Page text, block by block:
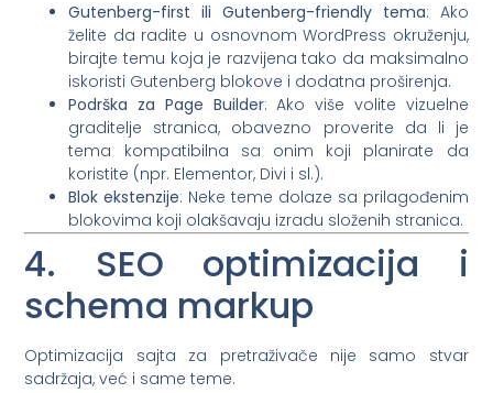
Gutenberg-first ili Gutenberg-friendly tema: Ako
želite da radite u osnovnom WordPress okruženju,
birajte temu koja je razvijena tako da maksimalno
iskoristi Gutenberg blokove i dodatna proširenja.
Podrška za Page Builder: Ako više volite vizuelne
graditelje stranica, obavezno proverite da li je
tema kompatibilna sa onim koji planirate da
koristite (npr. Elementor, Divi i sl.).
Blok ekstenzije: Neke teme dolaze sa prilagođenim
blokovima koji olakšavaju izradu složenih stranica.
4. SEO optimizacija i
schema markup
Optimizacija sajta za pretraživače nije samo stvar
sadržaja, već i same teme.